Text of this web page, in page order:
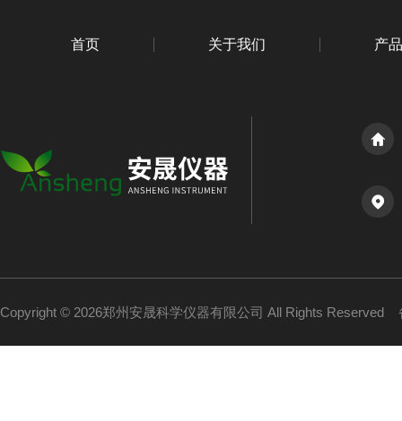
首页 关于我们 产
Copyright © 2026郑州安晟科学仪器有限公司 All Rights Reserved